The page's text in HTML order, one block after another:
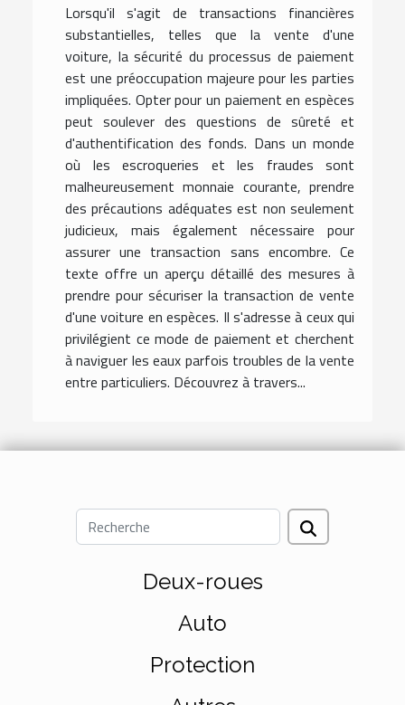
Lorsqu'il s'agit de transactions financières
substantielles, telles que la vente d'une
voiture, la sécurité du processus de paiement
est une préoccupation majeure pour les parties
impliquées. Opter pour un paiement en espèces
peut soulever des questions de sûreté et
d'authentification des fonds. Dans un monde
où les escroqueries et les fraudes sont
malheureusement monnaie courante, prendre
des précautions adéquates est non seulement
judicieux, mais également nécessaire pour
assurer une transaction sans encombre. Ce
texte offre un aperçu détaillé des mesures à
prendre pour sécuriser la transaction de vente
d'une voiture en espèces. Il s'adresse à ceux qui
privilégient ce mode de paiement et cherchent
à naviguer les eaux parfois troubles de la vente
entre particuliers. Découvrez à travers...
Deux-roues
Auto
Protection